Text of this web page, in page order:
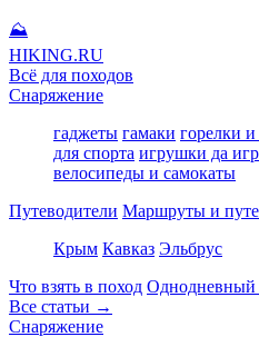
⛰
HIKING.RU
Всё для походов
Снаряжение
гаджеты гамаки горелки
для спорта игрушки да
велосипеды и самокаты
Путеводители Маршруты и
Крым Кавказ Эльбрус
Что взять в поход Однодневный
Все статьи →
Снаряжение